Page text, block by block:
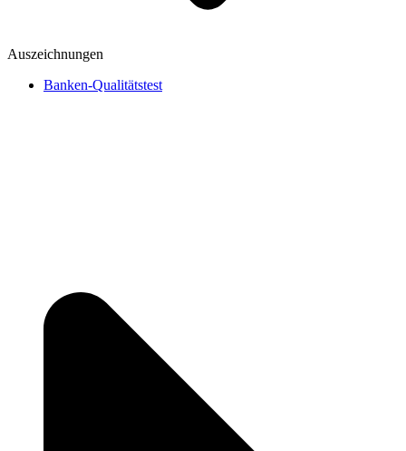
Auszeichnungen
Banken-Qualitätstest